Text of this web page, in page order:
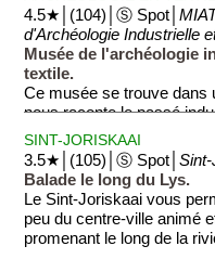
''Opera'' sur la carte).
• Au nord-ouest, vous
''Blauwe Kiosk'' sur la
type étaient répartis dans
le kiosque abrite un apéro-
marché aux fleurs (photo).
4.5★│(104)│Ⓢ Spot│
d'Archéologie Industrielle
Musée de l'archéologie
textile.
Ce musée se trouve dans
nous raconte le passé
découvrir des
surtout des reconstitutions
ne manquez pas la
surnommée Jeannette,
l'énergie hydraulique. Au
perfectionnements, elle
même temps: une
SINT-JORISKAAI
3.5★│(105)│Ⓢ Spot│
Balade le long du Lys.
Le Sint-Joriskaai vous
peu du centre-ville animé
promenant le long de la